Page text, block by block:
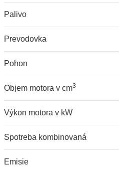
Palivo
Prevodovka
Pohon
Objem motora v cm3
Výkon motora v kW
Spotreba kombinovaná
Emisie